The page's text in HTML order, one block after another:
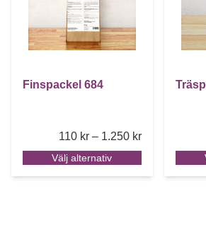
Finspackel 684
110 kr – 1.250 krPrice range:
Välj alternativ